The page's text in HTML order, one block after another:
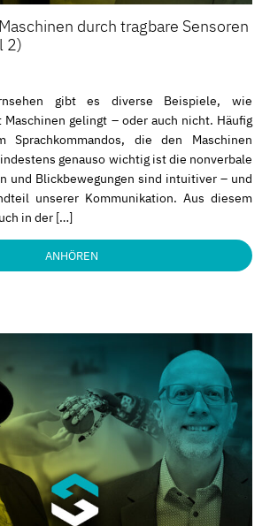
durch tragbare Sensoren
2)
gibt es diverse Beispiele, wie
gelingt – oder auch nicht. Häufig
die den Maschinen
genauso wichtig ist die nonverbale
und Blickbewegungen sind intuitiver – und
unserer Kommunikation. Aus diesem
in der […]
ANHÖREN